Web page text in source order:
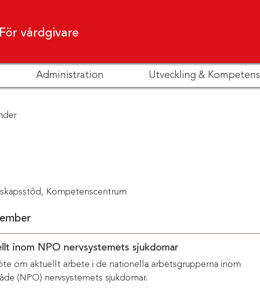
För vårdgivare
Administration Utveckling & Kompetens
Kompetenscentrum
inom NPO nervsystemets sjukdomar
om aktuellt arbete i de nationella arbetsgrupperna inom
(NPO) nervsystemets sjukdomar.